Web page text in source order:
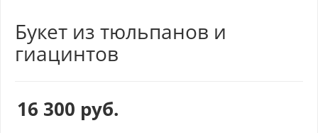
Букет из тюльпанов и
гиацинтов
16 300 руб.